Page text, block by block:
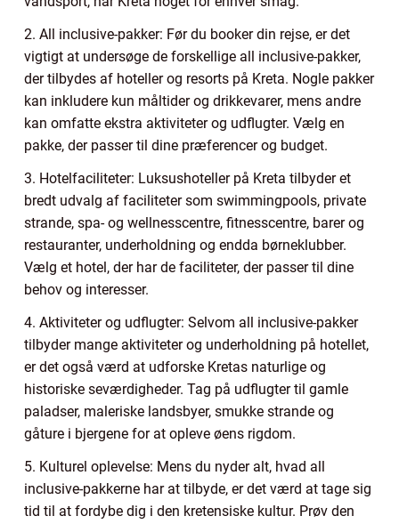
2. All inclusive-pakker: Før du booker din rejse, er det
vigtigt at undersøge de forskellige all inclusive-pakker,
der tilbydes af hoteller og resorts på Kreta. Nogle pakker
kan inkludere kun måltider og drikkevarer, mens andre
kan omfatte ekstra aktiviteter og udflugter. Vælg en
pakke, der passer til dine præferencer og budget.
3. Hotelfaciliteter: Luksushoteller på Kreta tilbyder et
bredt udvalg af faciliteter som swimmingpools, private
strande, spa- og wellnesscentre, fitnesscentre, barer og
restauranter, underholdning og endda børneklubber.
Vælg et hotel, der har de faciliteter, der passer til dine
behov og interesser.
4. Aktiviteter og udflugter: Selvom all inclusive-pakker
tilbyder mange aktiviteter og underholdning på hotellet,
er det også værd at udforske Kretas naturlige og
historiske seværdigheder. Tag på udflugter til gamle
paladser, maleriske landsbyer, smukke strande og
gåture i bjergene for at opleve øens rigdom.
5. Kulturel oplevelse: Mens du nyder alt, hvad all
inclusive-pakkerne har at tilbyde, er det værd at tage sig
tid til at fordybe dig i den kretensiske kultur. Prøv den